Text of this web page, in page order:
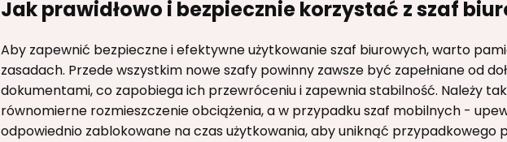
Jak prawidłowo i bezpiecznie korzystać z szaf
Aby zapewnić bezpieczne i efektywne użytkowanie szaf biurowych, warto
zasadach. Przede wszystkim nowe szafy powinny zawsze być zapełniane od
dokumentami, co zapobiega ich przewróceniu i zapewnia stabilność. Należy
równomierne rozmieszczenie obciążenia, a w przypadku szaf mobilnych -
odpowiednio zablokowane na czas użytkowania, aby uniknąć przypadkowego